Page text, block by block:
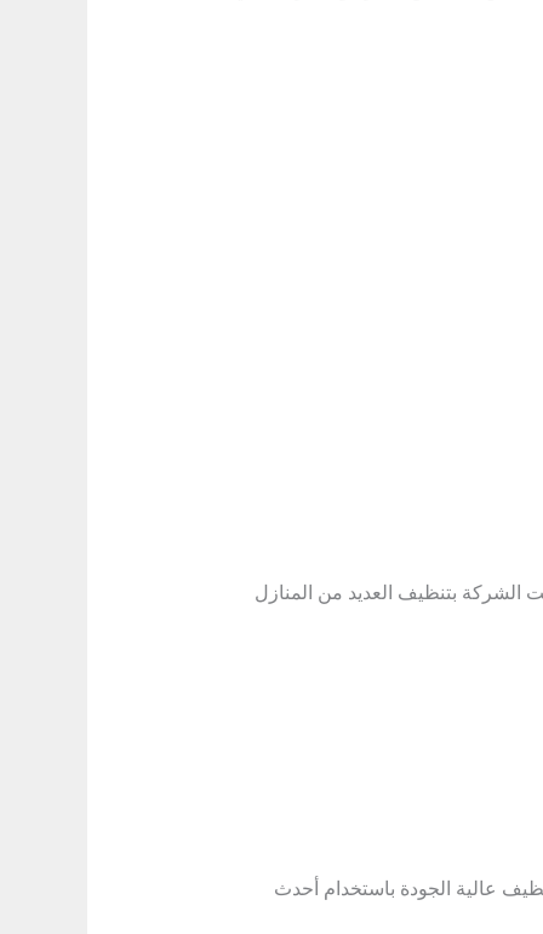
بتنظيف العديد من المنازل
عالية الجودة باستخدام أحدث